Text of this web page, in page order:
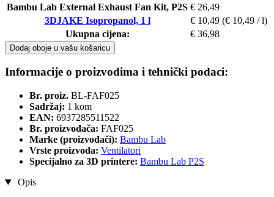
Bambu Lab External Exhaust Fan Kit, P2S € 26,49
3DJAKE Isopropanol, 1 l
€ 10,49 (€ 10,49 / l)
Ukupna cijena:
€ 36,98
Dodaj oboje u vašu košaricu
Informacije o proizvodima i tehnički podaci:
Br. proiz. BL-FAF025
Sadržaj: 1 kom
EAN: 6937285511522
Br. proizvođača: FAF025
Marke (proizvođači): Bambu Lab
Vrste proizvoda: Ventilatori
Specijalno za 3D printere: Bambu Lab P2S
Opis